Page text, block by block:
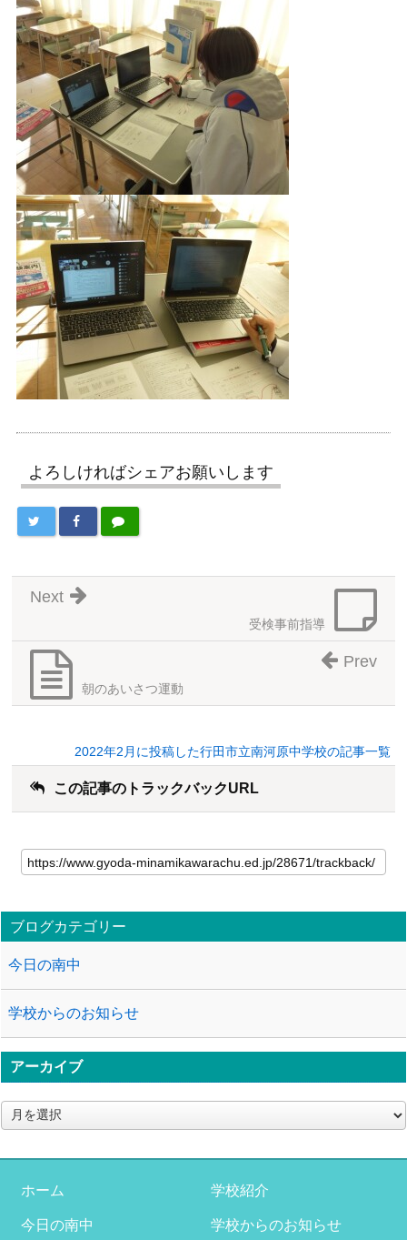
よろしければシェアお願いします
受検事前指導
Next
朝のあいさつ運動
Prev
2022年2月に投稿した行田市立南河原中学校の記事一覧
この記事のトラックバックURL
ブログカテゴリー
今日の南中
学校からのお知らせ
アーカイブ
ア
ー
イ
ホーム 学校紹介
今日の南中 学校からのお知らせ